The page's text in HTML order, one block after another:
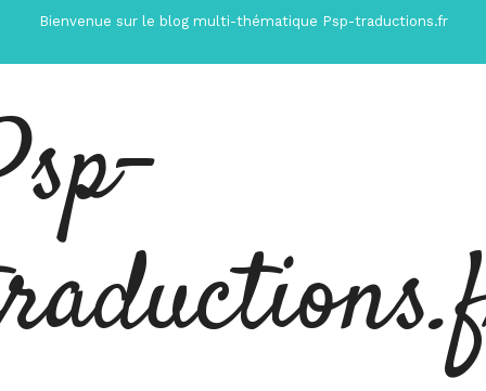
contenu
Bienvenue sur le blog multi-thématique Psp-traductions.fr